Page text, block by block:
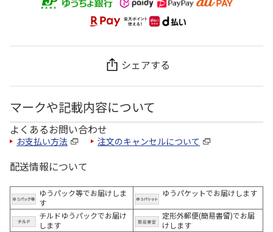
シェアする
マークや記載内容について
よくあるお問い合わせ
お支払い方法 注文のキャンセルについて
配送情報について
ゆうパック等でお届けしま
す
ゆうパケットでお届けします
チルドゆうパックでお届け
します
定形外郵便(簡易書留)でお届
けします